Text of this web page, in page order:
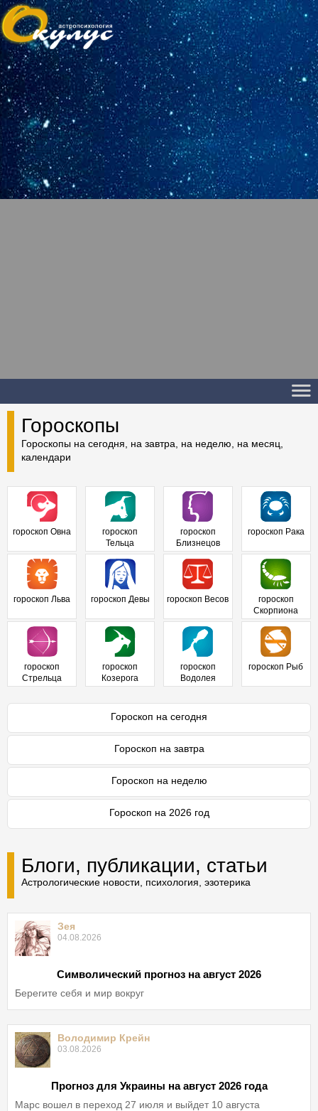
Гороскопы
Гороскопы на сегодня, на завтра, на неделю, на месяц,
календари
гороскоп Овна
гороскоп
Тельца
гороскоп
Близнецов
гороскоп Рака
гороскоп Льва гороскоп Девы гороскоп Весов
гороскоп
Скорпиона
гороскоп
Стрельца
гороскоп
Козерога
гороскоп
Водолея
гороскоп Рыб
Гороскоп на сегодня
Гороскоп на завтра
Гороскоп на неделю
Гороскоп на 2026 год
Блоги, публикации, статьи
Астрологические новости, психология, эзотерика
Зея
04.08.2026
Символический прогноз на август 2026
Берегите себя и мир вокруг
Володимир Крейн
03.08.2026
Прогноз для Украины на август 2026 года
Марс вошел в переход 27 июля и выйдет 10 августа